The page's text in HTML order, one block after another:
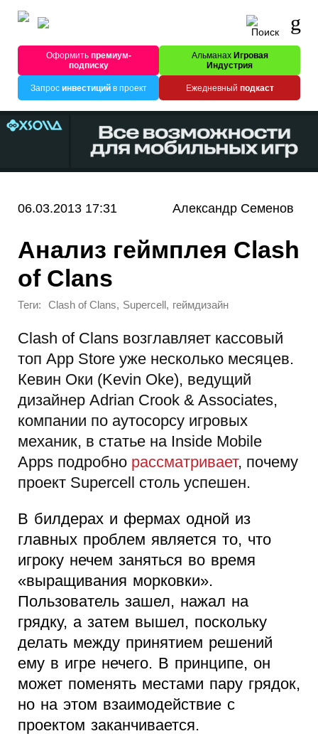
Оформитьпремиум-
подписку
Альманах Игровая
Индустрия
Запрос инвестицийв проект Ежедневный подкаст
06.03.2013 17:31 Александр Семенов
Анализ геймплея Clash
of Clans
Теги: Clash of Clans, Supercell , геймдизайн
Clash of Clans возглавляет кассовый
топ App Store уже несколько месяцев.
Кевин Оки (Kevin Oke), ведущий
дизайнер Adrian Crook & Associates,
компании по аутосорсу игровых
механик, в статье на Inside Mobile
Apps подробно рассматривает, почему
проект Supercell столь успешен.
В билдерах и фермах одной из
главных проблем является то, что
игроку нечем заняться во время
«выращивания морковки».
Пользователь зашел, нажал на
грядку, а затем вышел, поскольку
делать между принятием решений
ему в игре нечего. В принципе, он
может поменять местами пару грядок,
но на этом взаимодействие с
проектом заканчивается.